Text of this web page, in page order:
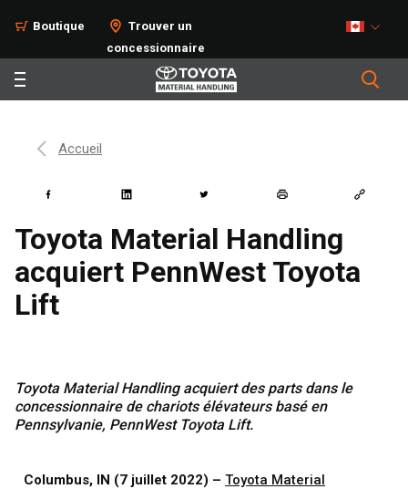
Boutique
Trouver un
concessionnaire
Accueil
Toyota Material Handling
acquiert PennWest Toyota
Lift
Toyota Material Handling acquiert des parts dans le
concessionnaire de chariots élévateurs basé en
Pennsylvanie, PennWest Toyota Lift.
Columbus, IN (7 juillet 2022) – Toyota Material